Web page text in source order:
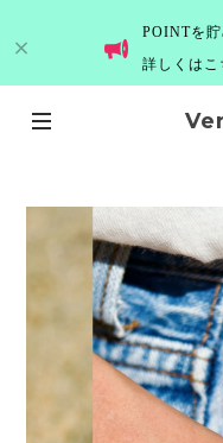
POINTを
詳しくは